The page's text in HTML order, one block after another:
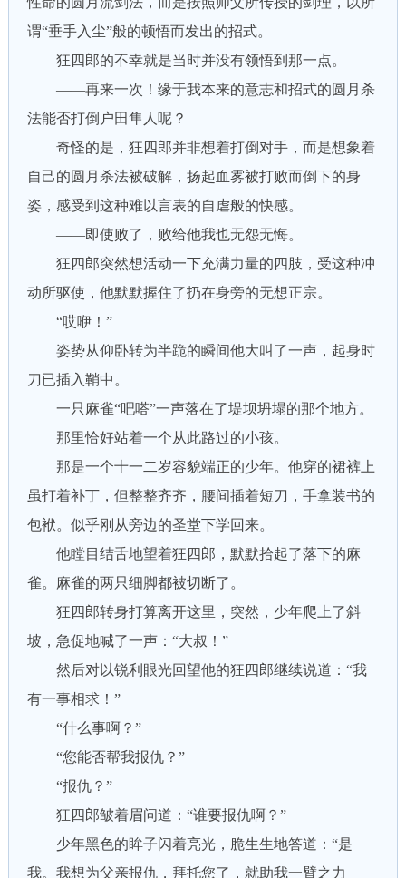
谓“垂手入尘”般的顿悟而发出的招式。
狂四郎的不幸就是当时并没有领悟到那一点。
——再来一次！缘于我本来的意志和招式的圆月杀
法能否打倒户田隼人呢？
奇怪的是，狂四郎并非想着打倒对手，而是想象着
自己的圆月杀法被破解，扬起血雾被打败而倒下的身
姿，感受到这种难以言表的自虐般的快感。
——即使败了，败给他我也无怨无悔。
狂四郎突然想活动一下充满力量的四肢，受这种冲
动所驱使，他默默握住了扔在身旁的无想正宗。
“哎咿！”
姿势从仰卧转为半跪的瞬间他大叫了一声，起身时
刀已插入鞘中。
一只麻雀“吧嗒”一声落在了堤坝坍塌的那个地方。
那里恰好站着一个从此路过的小孩。
那是一个十一二岁容貌端正的少年。他穿的裙裤上
虽打着补丁，但整整齐齐，腰间插着短刀，手拿装书的
包袱。似乎刚从旁边的圣堂下学回来。
他瞠目结舌地望着狂四郎，默默拾起了落下的麻
雀。麻雀的两只细脚都被切断了。
狂四郎转身打算离开这里，突然，少年爬上了斜
坡，急促地喊了一声：“大叔！”
然后对以锐利眼光回望他的狂四郎继续说道：“我
有一事相求！”
“什么事啊？”
“您能否帮我报仇？”
“报仇？”
狂四郎皱着眉问道：“谁要报仇啊？”
少年黑色的眸子闪着亮光，脆生生地答道：“是
我。我想为父亲报仇，拜托您了，就助我一臂之力